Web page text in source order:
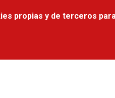
propias y de terceros